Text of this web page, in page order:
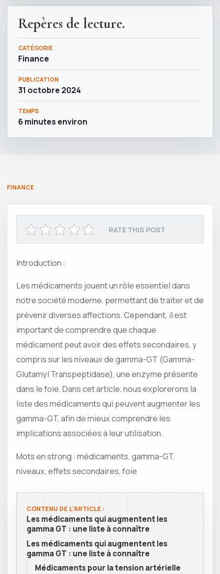
Repères de lecture.
CATÉGORIE
Finance
PUBLICATION
31 octobre 2024
TEMPS
6 minutes environ
FINANCE
RATE THIS POST
Introduction :
Les médicaments jouent un rôle essentiel dans
notre société moderne, permettant de traiter et de
prévenir diverses affections. Cependant, il est
important de comprendre que chaque
médicament peut avoir des effets secondaires, y
compris sur les niveaux de gamma-GT (Gamma-
Glutamyl Transpeptidase), une enzyme présente
dans le foie. Dans cet article, nous explorerons la
liste des médicaments qui peuvent augmenter les
gamma-GT, afin de mieux comprendre les
implications associées à leur utilisation.
Mots en strong : médicaments, gamma-GT,
niveaux, effets secondaires, foie
CONTENU DE L'ARTICLE :
Les médicaments qui augmentent les
gamma GT : une liste à connaître
Les médicaments qui augmentent les
gamma GT : une liste à connaître
Médicaments pour la tension artérielle